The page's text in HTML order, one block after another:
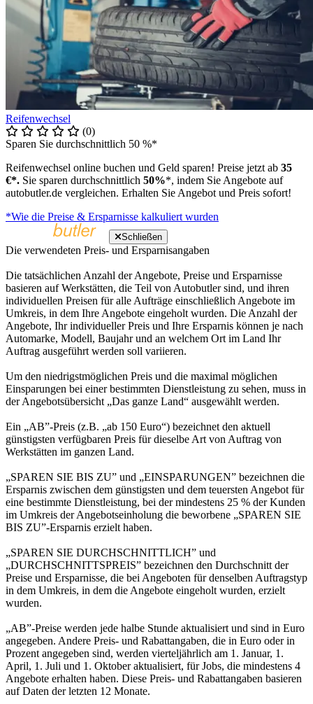
Reifenwechsel
(0)
Sparen Sie durchschnittlich 50 %*
Reifenwechsel online buchen und Geld sparen! Preise jetzt ab 35
€*. Sie sparen durchschnittlich 50%*, indem Sie Angebote auf
autobutler.de vergleichen. Erhalten Sie Angebot und Preis sofort!
*Wie die Preise & Ersparnisse kalkuliert wurden
Schließen
Die verwendeten Preis- und Ersparnisangaben
Die tatsächlichen Anzahl der Angebote, Preise und Ersparnisse
basieren auf Werkstätten, die Teil von Autobutler sind, und ihren
individuellen Preisen für alle Aufträge einschließlich Angebote im
Umkreis, in dem Ihre Angebote eingeholt wurden. Die Anzahl der
Angebote, Ihr individueller Preis und Ihre Ersparnis können je nach
Automarke, Modell, Baujahr und an welchem Ort im Land Ihr
Auftrag ausgeführt werden soll variieren.
Um den niedrigstmöglichen Preis und die maximal möglichen
Einsparungen bei einer bestimmten Dienstleistung zu sehen, muss in
der Angebotsübersicht „Das ganze Land“ ausgewählt werden.
Ein „AB”-Preis (z.B. „ab 150 Euro“) bezeichnet den aktuell
günstigsten verfügbaren Preis für dieselbe Art von Auftrag von
Werkstätten im ganzen Land.
„SPAREN SIE BIS ZU” und „EINSPARUNGEN” bezeichnen die
Ersparnis zwischen dem günstigsten und dem teuersten Angebot für
eine bestimmte Dienstleistung, bei der mindestens 25 % der Kunden
im Umkreis der Angebotseinholung die beworbene „SPAREN SIE
BIS ZU”-Ersparnis erzielt haben.
„SPAREN SIE DURCHSCHNITTLICH” und
„DURCHSCHNITTSPREIS” bezeichnen den Durchschnitt der
Preise und Ersparnisse, die bei Angeboten für denselben Auftragstyp
in dem Umkreis, in dem die Angebote eingeholt wurden, erzielt
wurden.
„AB”-Preise werden jede halbe Stunde aktualisiert und sind in Euro
angegeben. Andere Preis- und Rabattangaben, die in Euro oder in
Prozent angegeben sind, werden vierteljährlich am 1. Januar, 1.
April, 1. Juli und 1. Oktober aktualisiert, für Jobs, die mindestens 4
Angebote erhalten haben. Diese Preis- und Rabattangaben basieren
auf Daten der letzten 12 Monate.